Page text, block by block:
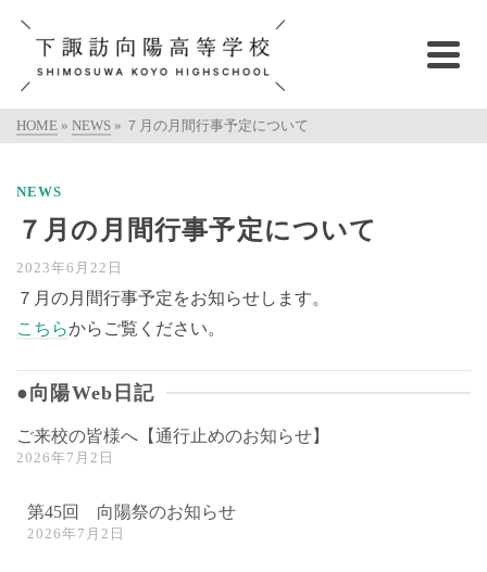
HOME » NEWS » ７月の月間行事予定について
NEWS
７月の月間行事予定について
2023年6月22日
７月の月間行事予定をお知らせします。
こちらからご覧ください。
●向陽Web日記
ご来校の皆様へ【通行止めのお知らせ】
2026年7月2日
第45回 向陽祭のお知らせ
2026年7月2日